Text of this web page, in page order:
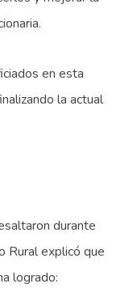
en esta
la actual
durante
Rural explicó que
logrado: